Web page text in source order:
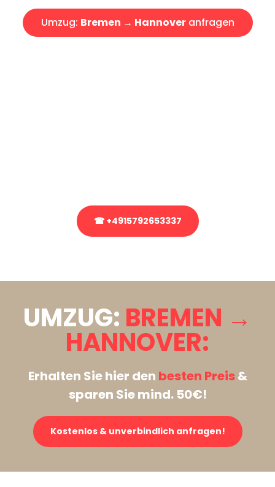
Umzug: Bremen → Hannoveranfragen
☎ +4915792653337
UMZUG: BREMEN →
HANNOVER:
Erhalten Sie hier den besten Preis&
sparen Sie mind. 50€!
Kostenlos & unverbindlich anfragen!